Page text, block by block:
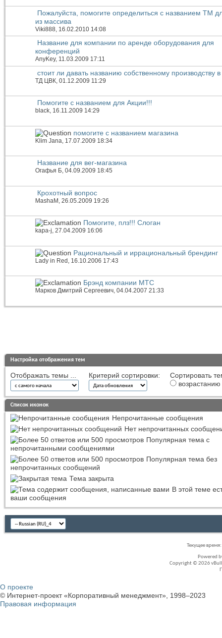
Пожалуйста, помогите определиться с названием ТМ
из массива
Viki888, 16.02.2010 14:08
Название для компании по аренде оборудования для
конференций
AnyKey, 11.03.2009 17:11
стоит ли давать названию собственному производству
ТД ЦВК , 01.12.2009 11:29
Помогите с названием для Акции!!!
black, 16.11.2009 14:29
помогите с названием магазина
Klim Jana , 17.07.2009 18:34
Название для вег-магазина
Огафья Б, 04.09.2009 18:45
Крохотный вопрос
MashaM , 26.05.2009 19:26
Помогите, плз!!! Слоган
kapa-j, 27.04.2009 16:06
Рациональный и иррациональный брендинг
Lady in Red , 16.10.2006 17:43
Брэнд компании МТС
Марков Дмитрий Сергеевич, 04.04.2007 21:33
Настройка отображения тем
Отображать темы ... Критерий сортировки:
Сортировать
возрастанию
Список иконок
Непрочитанные сообщения
Нет непрочитанных
Популярная тема с
непрочитанными сообщениями
Популярная тема без
непрочитанных сообщений
Тема закрыта
В этой теме
ваши сообщения
Текущее время:
Powered
Copyright © 2026
О проекте
© Интернет-проект «Корпоративный менеджмент», 1998–2023
Правовая информация